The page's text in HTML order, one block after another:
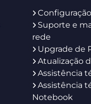
Suporte e
rede
Upgrade de
Atualização
Assistência
Assistência
Notebook